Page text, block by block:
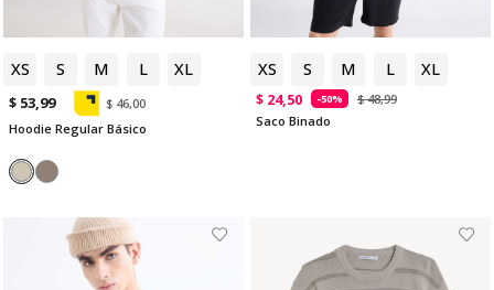
XS S M L XL
$ 53,99
$ 46,00
Hoodie Regular Básico
XS S M L XL
$ 24,50 -50%
$ 48,99
Saco Binado